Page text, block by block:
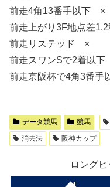
前走4角13番手以下 ×
前走上がり3F地点差
前走リステッド ×
前走スワンSで2着以
前走京阪杯で4角3番
データ競馬 競馬
消去法
阪神カップ
ロング